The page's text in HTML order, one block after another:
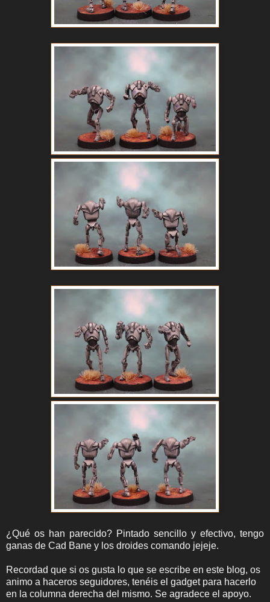
¿Qué os han parecido? Pintado sencillo y efectivo, tengo
ganas de Cad Bane y los droides comando jejeje.
Recordad que si os gusta lo que se escribe en este blog, os
animo a haceros seguidores, tenéis el gadget para hacerlo
en la columna derecha del mismo. Se agradece el apoyo.